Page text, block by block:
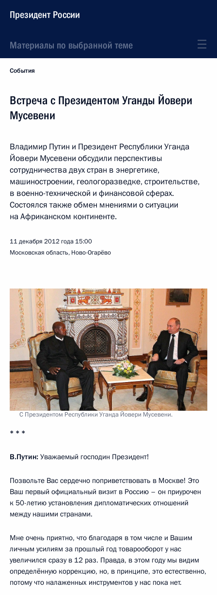
Президент России
Материалы по выбранной теме
События
Встреча с Президентом Уганды Йовери
Мусевени
Владимир Путин и Президент Республики Уганда
Йовери Мусевени обсудили перспективы
сотрудничества двух стран в энергетике,
машиностроении, геологоразведке, строительстве,
в военно-технической и финансовой сферах.
Состоялся также обмен мнениями о ситуации
на Африканском континенте.
11 декабря 2012 года 15:00
Московская область, Ново-Огарёво
С Президентом Республики Уганда Йовери Мусевени.
* * *
В.Путин: Уважаемый господин Президент!
Позвольте Вас сердечно поприветствовать в Москве! Это
Ваш первый официальный визит в Россию – он приурочен
к 50-летию установления дипломатических отношений
между нашими странами.
Мне очень приятно, что благодаря в том числе и Вашим
личным усилиям за прошлый год товарооборот у нас
увеличился сразу в 12 раз. Правда, в этом году мы видим
определённую коррекцию, но, в принципе, это естественно,
потому что налаженных инструментов у нас пока нет.